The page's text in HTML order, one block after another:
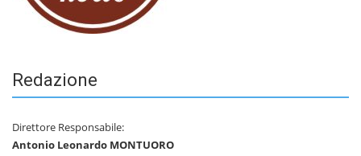
Redazione
Direttore Responsabile:
Antonio Leonardo MONTUORO